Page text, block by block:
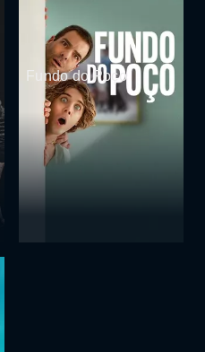
Fundo do Poço